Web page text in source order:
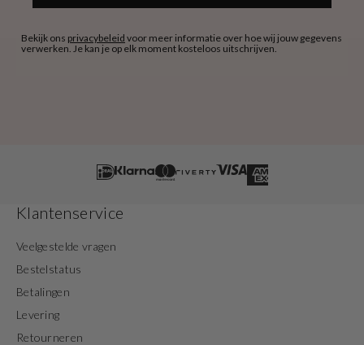
Bekijk ons privacybeleid voor meer informatie over hoe wij jouw gegevens
verwerken. Je kan je op elk moment kosteloos uitschrijven.
Klantenservice
Veelgestelde vragen
Bestelstatus
Betalingen
Levering
Retourneren